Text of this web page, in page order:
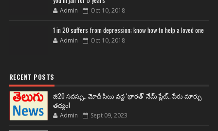
Admin Oct 10, 2018
1 in 20 suffers from depression; know how to help a loved one
Admin Oct 10, 2018
RECENT POSTS
జీ20 సదస్సు.. మోదీ సీటు వద్ద ‘భారత్’ నేమ్ ప్లేట్‌.. పేరు మార్పు
తథ్యం!
Admin Sept 09, 2023